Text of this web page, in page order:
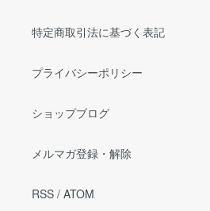
特定商取引法に基づく表記
プライバシーポリシー
ショップブログ
メルマガ登録・解除
RSS / ATOM